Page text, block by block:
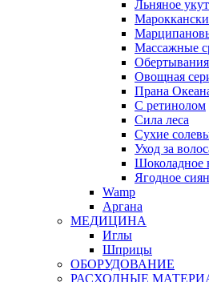
Льняное
Массажные
Обертывания
Овощная
Прана
С ретинолом
Сила леса
Сухие
Уход за
Шоколадное
Ягодное
Wamp
Аргана
МЕДИЦИНА
Иглы
Шприцы
ОБОРУДОВАНИЕ
РАСХОДНЫЕ